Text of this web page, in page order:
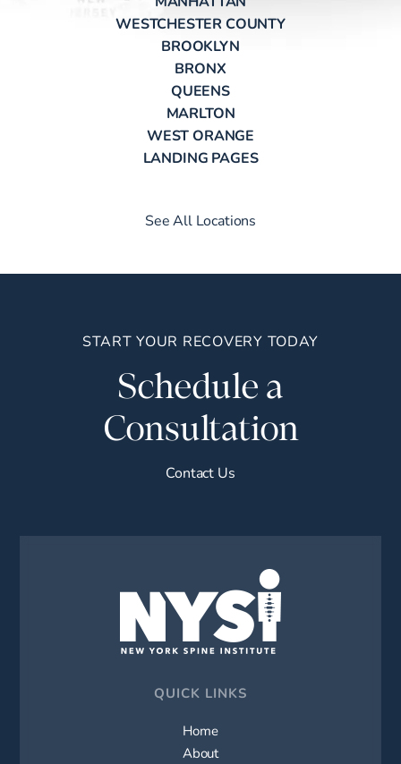
WESTCHESTER COUNTY
BROOKLYN
BRONX
QUEENS
MARLTON
WEST ORANGE
LANDING PAGES
See All Locations
START YOUR RECOVERY TODAY
Schedule a
Consultation
Contact Us
QUICK LINKS
Home
About